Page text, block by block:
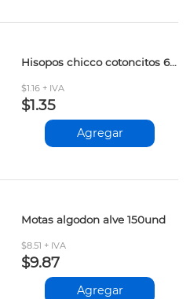
Hisopos chicco cotoncitos 60und
$1.16 + IVA
$1.35
Agregar
Motas algodon alve 150und
$8.51 + IVA
$9.87
Agregar